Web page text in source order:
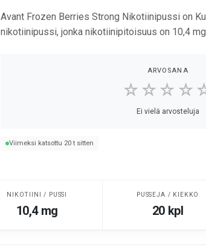
Avant Frozen Berries Strong Nikotiinipussi on
nikotiinipussi, jonka nikotiinipitoisuus on 10,4
ARVOSANA
Ei vielä arvosteluja
Viimeksi katsottu 20 t sitten
NIKOTIINI / PUSSI
10,4 mg
PUSSEJA / KIEKKO
20 kpl